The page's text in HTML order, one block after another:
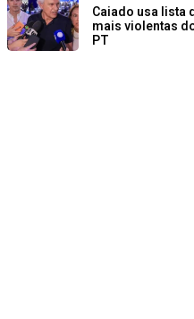
Caiado usa lista
mais violentas
PT